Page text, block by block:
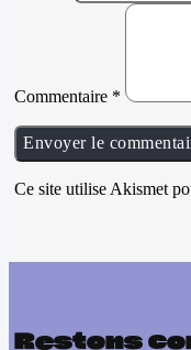
Commentaire *
Ce site utilise Akismet
Restons